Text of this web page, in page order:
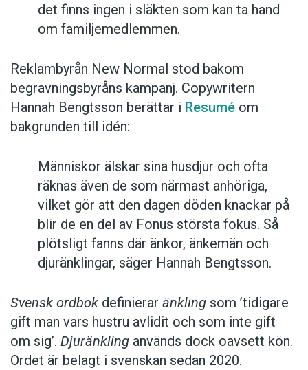
det finns ingen i släkten som kan ta hand
om familjemedlemmen.
Reklambyrån New Normal stod bakom
begravningsbyråns kampanj. Copywritern
Hannah Bengtsson berättar i Resumé om
bakgrunden till idén:
Människor älskar sina husdjur och ofta
räknas även de som närmast anhöriga,
vilket gör att den dagen döden knackar på
blir de en del av Fonus största fokus. Så
plötsligt fanns där änkor, änkemän och
djuränklingar, säger Hannah Bengtsson.
Svensk ordbok definierar änkling som ’tidigare
gift man vars hustru av­lidit och som inte gift
om sig’. Djuränkling används dock oavsett kön.
Ordet är belagt i svenskan sedan 2020.